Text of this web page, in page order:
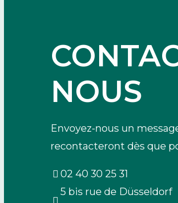
NOUS
Envoyez-nous un
recontacteront dès que
02 40 30 25 31
5 bis rue de Düsseldorf